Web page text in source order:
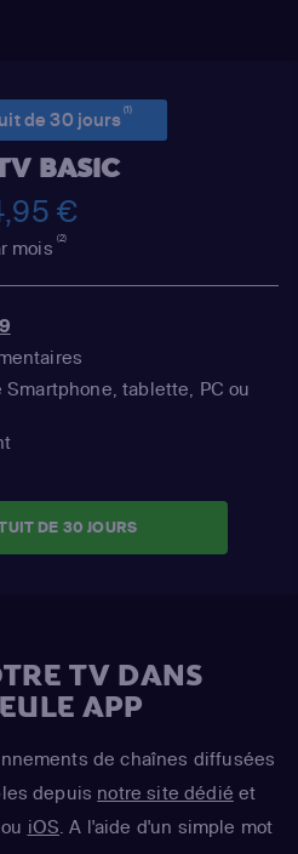
de 30 jours(1)
BASIC
€
mois(2)
Smartphone, tablette, PC ou
DE 30 JOURS
TV DANS
APP
de chaînes diffusées
depuis notre site dédié et
ou iOS. A l'aide d'un simple mot